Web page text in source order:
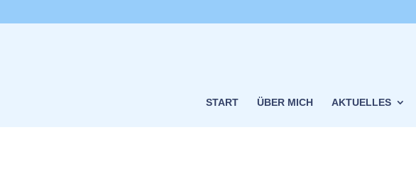
START ÜBER MICH AKTUELLES